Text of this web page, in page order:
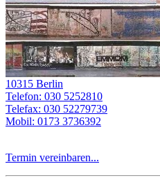
10315 Berlin
Telefon: 030 5252810
Telefax: 030 52279739
Mobil: 0173 3736392
Termin vereinbaren...